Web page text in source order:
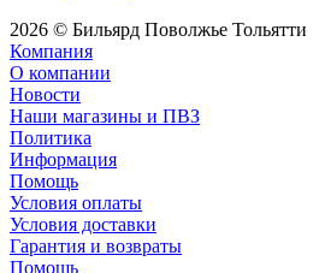
2026 © Бильярд Поволжье Тольятти
Компания
О компании
Новости
Наши магазины и ПВЗ
Политика
Информация
Помощь
Условия оплаты
Условия доставки
Гарантия и возвраты
Помощь